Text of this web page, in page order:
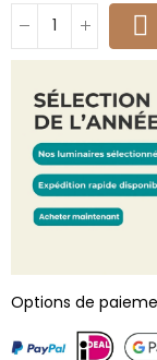
Options de